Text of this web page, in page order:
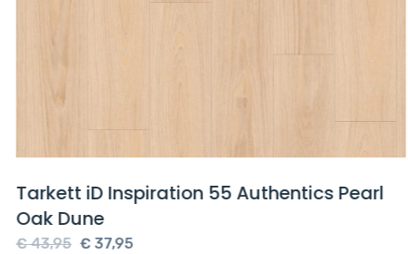
Tarkett iD Inspiration 55 Authentics Pearl
Oak Dune
€43,95
Oorspronkelijke
€37,95Huidige